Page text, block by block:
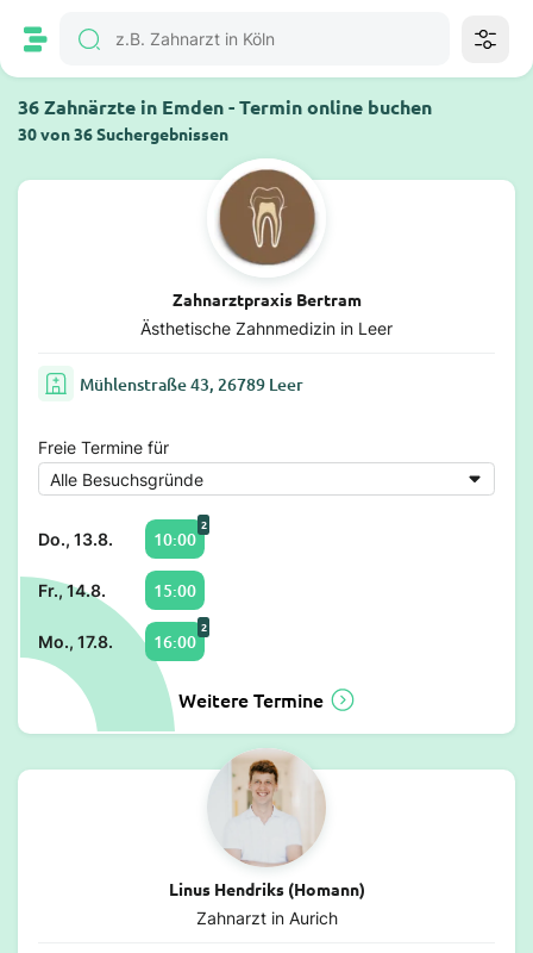
36 Zahnärzte in Emden - Termin online buchen
30 von 36 Suchergebnissen
Zahnarztpraxis Bertram
Ästhetische Zahnmedizin in Leer
Mühlenstraße 43, 26789 Leer
Freie Termine für
Do., 13.8. 10:00
2
Fr., 14.8. 15:00
Mo., 17.8. 16:00
2
Weitere Termine
Linus Hendriks (Homann)
Zahnarzt in Aurich